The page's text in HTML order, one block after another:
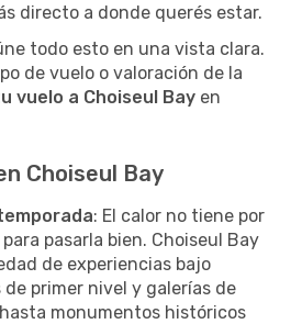
directo a donde querés estar.
todo esto en una vista clara.
de vuelo o valoración de la
vuelo a Choiseul Bay en
Choiseul Bay
: El calor no tiene por
pasarla bien. Choiseul Bay
de experiencias bajo
primer nivel y galerías de
monumentos históricos